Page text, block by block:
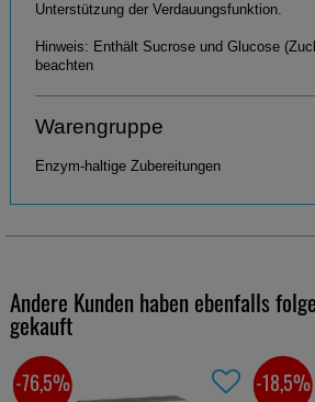
Unterstützung der Verdauungsfunktion.
Hinweis: Enthält Sucrose und Glucose
beachten
Warengruppe
Enzym-haltige Zubereitungen
Andere Kunden haben ebenfalls
gekauft
-76,5% -18,5%